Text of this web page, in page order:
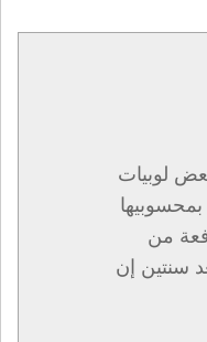
لوبيات
بمحسوبيها
من
سنتين إن